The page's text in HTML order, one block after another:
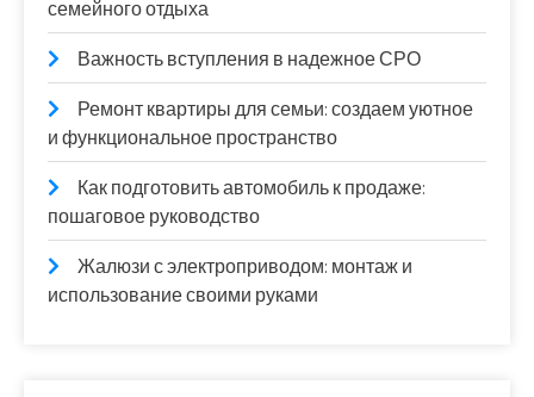
семейного отдыха
Важность вступления в надежное СРО
Ремонт квартиры для семьи: создаем уютное
и функциональное пространство
Как подготовить автомобиль к продаже:
пошаговое руководство
Жалюзи с электроприводом: монтаж и
использование своими руками